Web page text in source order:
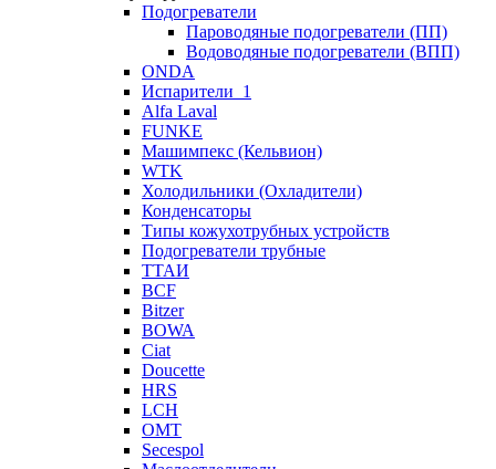
Подогреватели
Пароводяные подогреватели (ПП)
Водоводяные подогреватели (ВПП)
ONDA
Испарители_1
Alfa Laval
FUNKE
Машимпекс (Кельвион)
WTK
Холодильники (Охладители)
Конденсаторы
Типы кожухотрубных устройств
Подогреватели трубные
ТТАИ
BCF
Bitzer
BOWA
Ciat
Doucette
HRS
LCH
OMT
Secespol